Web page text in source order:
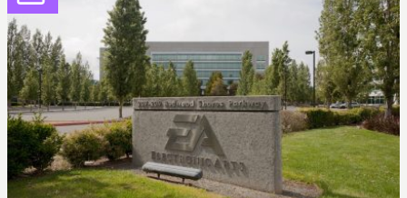
cher payé que le temps passé à dev, mais ça
apprendra aux petits malins qu'on ne braque pas
Gabe Newell aussi facilement.P.